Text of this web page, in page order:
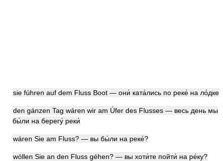
sie fúhren auf dem Fluss Boot — они́ ката́лись по реке́ на ло́дке
den gánzen Tag wáren wir am Úfer des Flusses — весь день мы
бы́ли на берегу́ реки́
wáren Sie am Fluss? — вы бы́ли на реке́?
wóllen Sie an den Fluss géhen? — вы хоти́те пойти́ на ре́ку?